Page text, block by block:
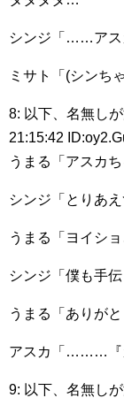
シンジ「……アス
ミサト「(シンち
8: 以下、名無し
21:15:42
うまる「アスカ
シンジ「とりあ
うまる「ヨイシ
シンジ「僕も手伝
うまる「ありがと
アスカ「………『
9: 以下、名無し